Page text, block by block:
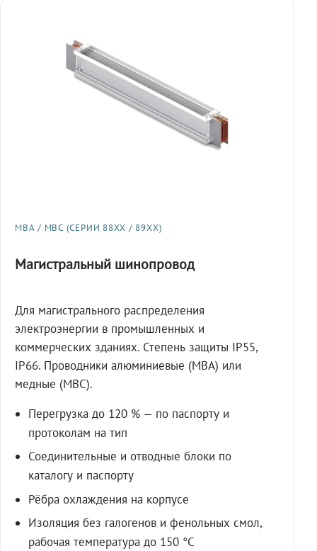
МВА / МВС (СЕРИИ 88XX / 89XX)
Магистральный шинопровод
Для магистрального распределения
электроэнергии в промышленных и
коммерческих зданиях. Степень защиты IP55,
IP66. Проводники алюминиевые (МВА) или
медные (МВС).
Перегрузка до 120 % — по паспорту и
протоколам на тип
Соединительные и отводные блоки по
каталогу и паспорту
Рёбра охлаждения на корпусе
Изоляция без галогенов и фенольных смол,
рабочая температура до 150 °C